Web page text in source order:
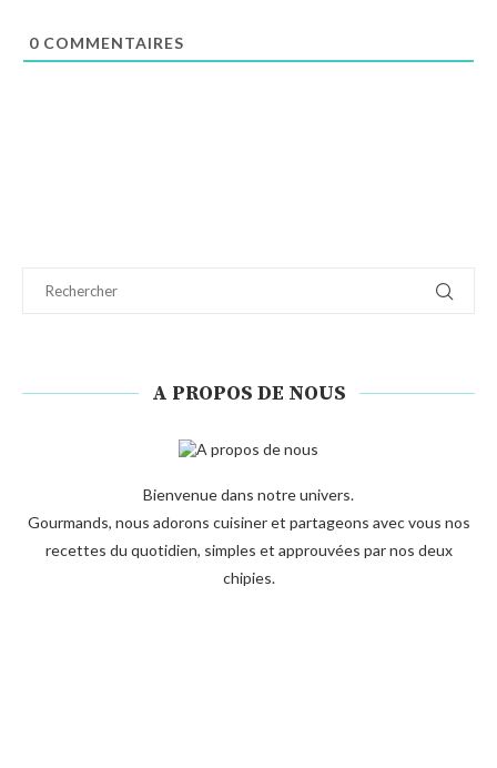
0 COMMENTAIRES
A PROPOS DE NOUS
Bienvenue dans notre univers.
Gourmands, nous adorons cuisiner et partageons avec vous nos
recettes du quotidien, simples et approuvées par nos deux
chipies.